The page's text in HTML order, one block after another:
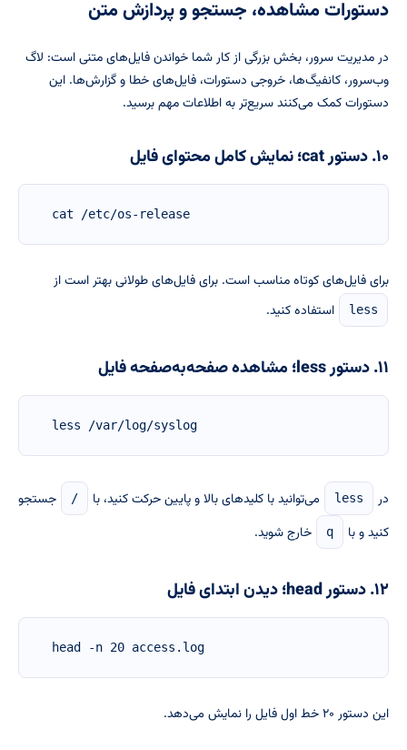
دستورات مشاهده، جستجو و پردازش متن
در مدیریت سرور، بخش بزرگی از کار شما خواندن فایل‌های متنی است: لاگ
وب‌سرور، کانفیگ‌ها، خروجی دستورات، فایل‌های خطا و گزارش‌ها. این
دستورات کمک می‌کنند سریع‌تر به اطلاعات مهم برسید.
۱۰. دستور cat؛ نمایش کامل محتوای فایل
cat /etc/os-release
برای فایل‌های کوتاه مناسب است. برای فایل‌های طولانی بهتر است از
less استفاده کنید.
۱۱. دستور less؛ مشاهده صفحه‌به‌صفحه فایل
less /var/log/syslog
در less می‌توانید با کلیدهای بالا و پایین حرکت کنید، با /
جستجو
کنید و با
q خارج شوید.
۱۲. دستور head؛ دیدن ابتدای فایل
head -n 20 access.log
این دستور ۲۰ خط اول فایل را نمایش می‌دهد.